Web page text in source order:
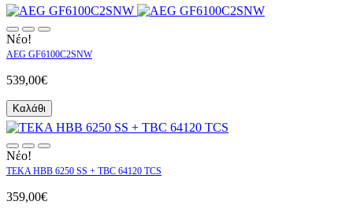
Νέο!
AEG GF6100C2SNW
539,00€
Καλάθι
Νέο!
TEKA HBB 6250 SS + TBC 64120 TCS
359,00€